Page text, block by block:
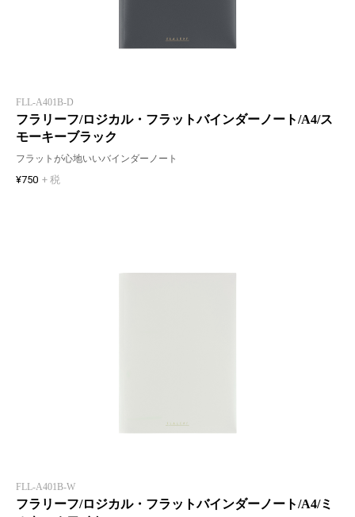
FLL-A401B-D
フラリーフ/ロジカル・フラットバインダーノート/A4/ス
モーキーブラック
フラットが心地いいバインダーノート
¥750 + 税
FLL-A401B-W
フラリーフ/ロジカル・フラットバインダーノート/A4/ミ